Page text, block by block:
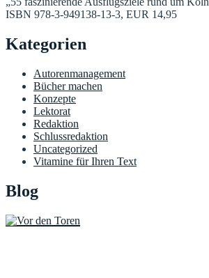
ISBN 978-3-949138-13-3, EUR 14,95
Kategorien
Autorenmanagement
Bücher machen
Konzepte
Lektorat
Redaktion
Schlussredaktion
Uncategorized
Vitamine für Ihren Text
Blog